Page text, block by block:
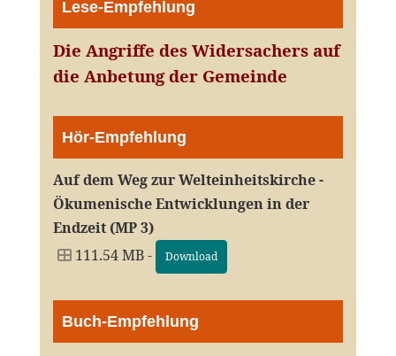
Lese-Empfehlung
Die Angriffe des Widersachers auf
die Anbetung der Gemeinde
Hör-Empfehlung
Auf dem Weg zur Welteinheitskirche -
Ökumenische Entwicklungen in der
Endzeit (MP 3)
111.54 MB -
Download
Buch-Empfehlung